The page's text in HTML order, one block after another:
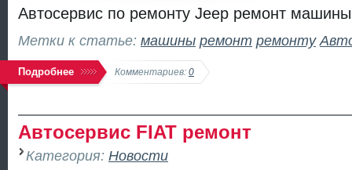
Автосервис по ремонту Jeep ремонт
Метки к статье: машины ремонт ремонту
Подробнее Комментариев: 0
Автосервис FIAT ремонт
Категория: Новости